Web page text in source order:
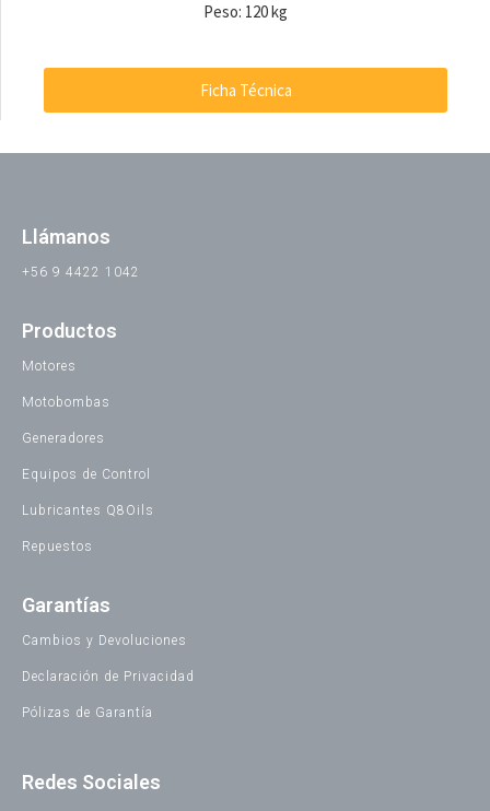
Peso: 120 kg
Ficha Técnica
Llámanos
+56 9 4422 1042
Productos
Motores
Motobombas
Generadores
Equipos de Control
Lubricantes Q8Oils
Repuestos
Garantías
Cambios y Devoluciones
Declaración de Privacidad
Pólizas de Garantía
Redes Sociales